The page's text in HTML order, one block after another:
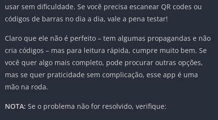
usar sem dificuldade. Se você precisa escanear QR codes ou
códigos de barras no dia a dia, vale a pena testar!
Claro que ele não é perfeito – tem algumas propagandas e não
cria códigos – mas para leitura rápida, cumpre muito bem. Se
você quer algo mais completo, pode procurar outras opções,
mas se quer praticidade sem complicação, esse app é uma
mão na roda.
NOTA: Se o problema não for resolvido, verifique: